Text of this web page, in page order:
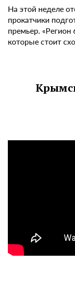
На этой неделе
прокатчики
премьер. «Регион
которые стоит